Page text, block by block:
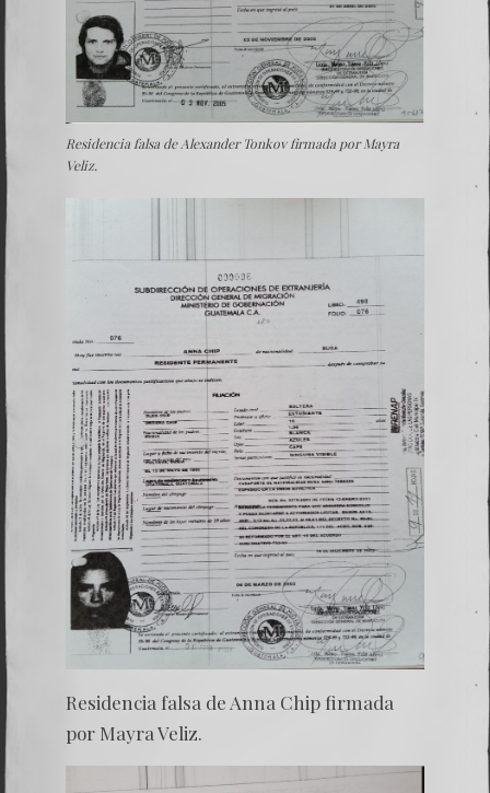
Residencia falsa de Alexander Tonkov firmada por Mayra
Veliz.
Residencia falsa de Anna Chip firmada
por Mayra Veliz.